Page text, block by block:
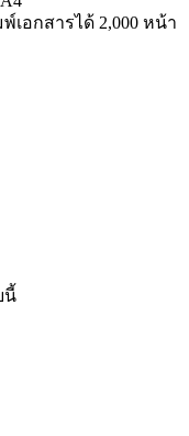
เอกสารได้ 2,000 หน้า
นี้